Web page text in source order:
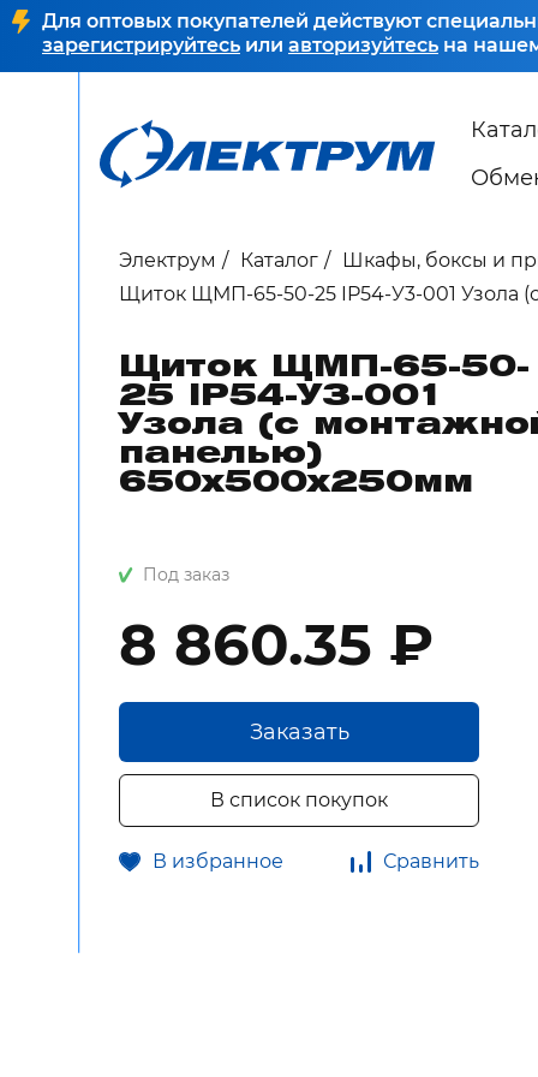
Для оптовых покупателей действуют
зарегистрируйтесь или авторизуйтесь на
Электрум Каталог Шкафы, боксы и
Щиток ЩМП-65-50-25 IP54-У3-001 Узола
Щиток ЩМП-65-50-
25 IP54-У3-001
Узола (с
панелью)
650х500х250мм
Под заказ
8 860.35 ₽
Заказать
В список покупок
В избранное Сравнить